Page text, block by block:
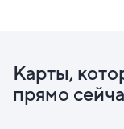
Карты,
прямо